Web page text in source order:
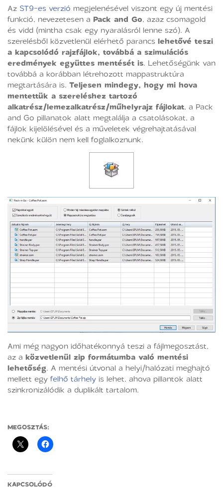
Az ST9-es verzió megjelenésével viszont egy új mentési
funkció, nevezetesen a Pack and Go, azaz csomagold
és vidd (mintha csak egy nyaralásról lenne szó). A
szerelésből közvetlenül elérhető parancs lehetővé teszi
a kapcsolódó rajzfájlok, továbbá a szimulációs
eredmények együttes mentését is. Lehetőségünk van
továbbá a korábban létrehozott mappastruktúra
megtartására is. Teljesen mindegy, hogy mi hova
mentettük a szereléshez tartozó
alkatrész/lemezalkatrész/műhelyrajz fájlokat, a Pack
and Go pillanatok alatt megtalálja a csatolásokat, a
fájlok kijelölésével és a műveletek végrehajtatásával
nekünk külön nem kell foglalkoznunk.
Ami még nagyon időhatékonnyá teszi a fájlmegosztást,
az a közvetlenül zip formátumba való mentési
lehetőség. A mentési útvonal a helyi/halózati meghajtó
mellett egyfelhő tárhelyis lehet, ahova pillantok alatt
szinkronizálódik a duplikált tartalom.
MEGOSZTÁS:
KAPCSOLÓDÓ